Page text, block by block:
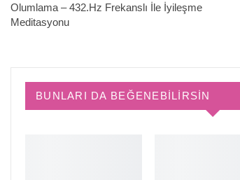
Olumlama – 432.Hz Frekanslı İle İyileşme
Meditasyonu
BUNLARI DA BEĞENEBILIRSIN